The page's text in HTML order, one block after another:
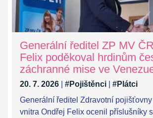
Generální ředitel ZP MV
Felix poděkoval hrdinům
záchranné mise ve
20. 7. 2026 #Pojištěnci
#Plátci
Generální ředitel Zdravotní
vnitra Ondřej Felix ocenil příslušníky